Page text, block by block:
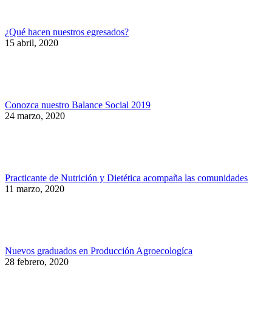
¿Qué hacen nuestros egresados?
15 abril, 2020
Conozca nuestro Balance Social 2019
24 marzo, 2020
Practicante de Nutrición y Dietética acompaña las comunidades
11 marzo, 2020
Nuevos graduados en Producción Agroecologíca
28 febrero, 2020